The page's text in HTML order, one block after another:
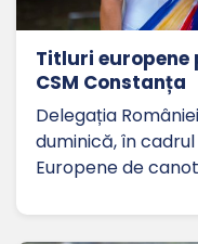
Titluri
CSM Constanța
Delegația
duminică, în
Europene de